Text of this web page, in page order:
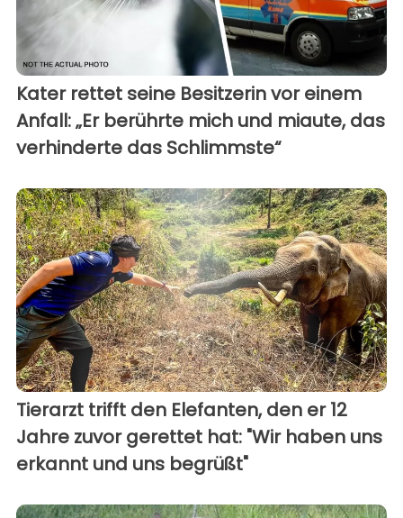
Kater rettet seine Besitzerin vor einem
Anfall: „Er berührte mich und miaute, das
verhinderte das Schlimmste“
Tierarzt trifft den Elefanten, den er 12
Jahre zuvor gerettet hat: "Wir haben uns
erkannt und uns begrüßt"